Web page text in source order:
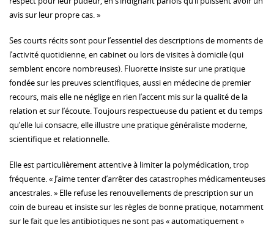
avis sur leur propre cas. »
Ses courts récits sont pour l’essentiel des descriptions de moments de
l’activité quotidienne, en cabinet ou lors de visites à domicile (qui
semblent encore nombreuses). Fluorette insiste sur une pratique
fondée sur les preuves scientifiques, aussi en médecine de premier
recours, mais elle ne néglige en rien l’accent mis sur la qualité de la
relation et sur l’écoute. Toujours respectueuse du patient et du temps
qu’elle lui consacre, elle illustre une pratique généraliste moderne,
scientifique et relationnelle.
Elle est particulièrement attentive à limiter la polymédication, trop
fréquente. « J’aime tenter d’arrêter des catastrophes médicamenteuses
ancestrales. » Elle refuse les renouvellements de prescription sur un
coin de bureau et insiste sur les règles de bonne pratique, notamment
sur le fait que les antibiotiques ne sont pas « automatiquement »